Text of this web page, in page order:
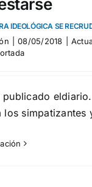
IDEOLÓGICA SE
08/05/2018
publicado
los simpatizantes